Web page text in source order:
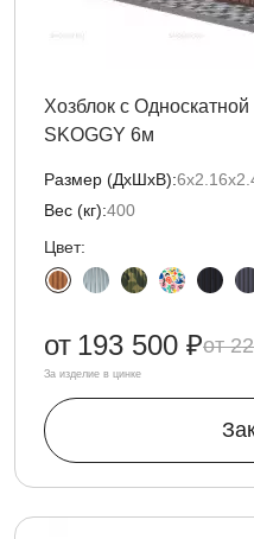
Хозблок с
SKOGGY 6м
Размер (ДxШxВ):
Вес (кг):400
Цвет:
от 193 500 ₽
За изделие в цинке